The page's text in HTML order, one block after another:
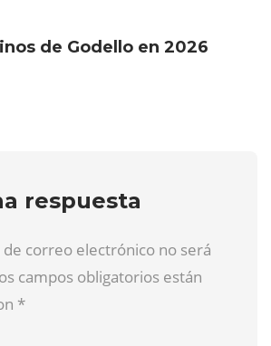
de Godello en 2026
respuesta
correo electrónico no será
campos obligatorios están
*